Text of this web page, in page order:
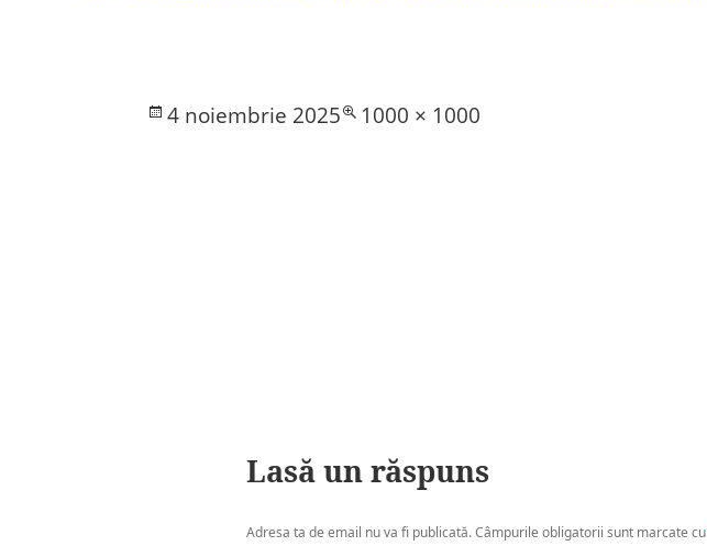
Posted
4 noiembrie 2025
Full
1000 × 1000
Lasă un răspuns
Adresa ta de email nu va fi publicată.Câmpurile obligatorii sunt marcate cu